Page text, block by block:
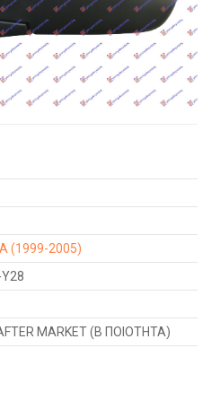
(1999-2005)
MARKET (Β ΠΟΙΟΤΗΤΑ)